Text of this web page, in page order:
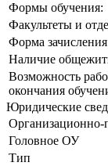
Формы обучения:
Факультеты и
Форма
Наличие
Возможность
окончания
Юридические
Организационно-
Головное ОУ
Тип